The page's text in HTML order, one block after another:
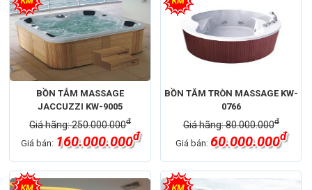
BỒN TẮM MASSAGE
JACCUZZI KW-9005
Giá hãng: 250.000.000đ
Giá bán: 160.000.000đ
BỒN TĂM TRÒN MASSAGE KW-
0766
Giá hãng: 80.000.000đ
Giá bán: 60.000.000đ